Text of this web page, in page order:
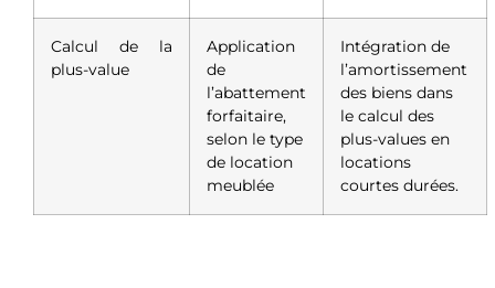
Calcul de la
plus-value
Application
de
l’abattement
forfaitaire,
selon le type
de location
meublée
Intégration de
l’amortissement
des biens dans
le calcul des
plus-values en
locations
courtes durées.